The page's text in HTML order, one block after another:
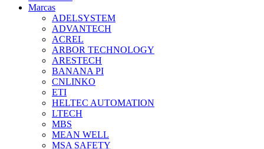
Marcas
ADELSYSTEM
ADVANTECH
ACREL
ARBOR TECHNOLOGY
ARESTECH
BANANA PI
CNLINKO
ETI
HELTEC AUTOMATION
LTECH
MBS
MEAN WELL
MSA SAFETY